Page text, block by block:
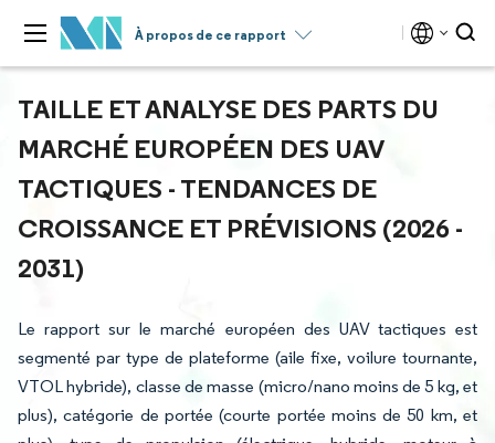
À propos de ce rapport
TAILLE ET ANALYSE DES PARTS DU
MARCHÉ EUROPÉEN DES UAV
TACTIQUES - TENDANCES DE
CROISSANCE ET PRÉVISIONS (2026 -
2031)
Le rapport sur le marché européen des UAV tactiques est
segmenté par type de plateforme (aile fixe, voilure tournante,
VTOL hybride), classe de masse (micro/nano moins de 5 kg, et
plus), catégorie de portée (courte portée moins de 50 km, et